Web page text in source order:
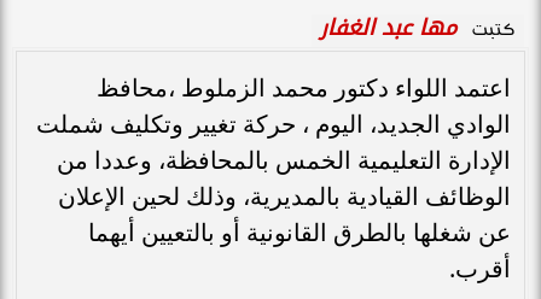
كتبت مها عبد الغفار
اعتمد اللواء دكتور محمد الزملوط ،محافظ
الوادي الجديد، اليوم ، حركة تغيير وتكليف شملت
الإدارة التعليمية الخمس بالمحافظة، وعددا من
الوظائف القيادية بالمديرية، وذلك لحين الإعلان
عن شغلها بالطرق القانونية أو بالتعيين أيهما
أقرب.